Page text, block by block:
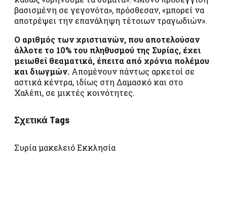
βασισμένη σε γεγονότα», πρόσθεσαν, «μπορεί να
αποτρέψει την επανάληψη τέτοιων τραγωδιών».
Ο αριθμός των χριστιανών, που αποτελούσαν
άλλοτε το 10% του πληθυσμού της Συρίας, έχει
μειωθεί θεαματικά, έπειτα από χρόνια πολέμου
και διωγμών. Απομένουν πάντως αρκετοί σε
αστικά κέντρα, ιδίως στη Δαμασκό και στο
Χαλέπι, σε μικτές κοινότητες.
Σχετικά Tags
Συρία μακελειό Εκκλησία